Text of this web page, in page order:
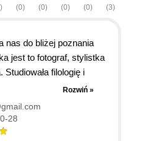
(3)
(0)
(0)
(0)
(0)
nas do bliżej poznania
jest to fotograf, stylistka
filologię i
w trakcie nauki w MTV
przez wiele lat
sztuki. Autorka swoje
ten okres zebrała swojej
Rozwiń »
28